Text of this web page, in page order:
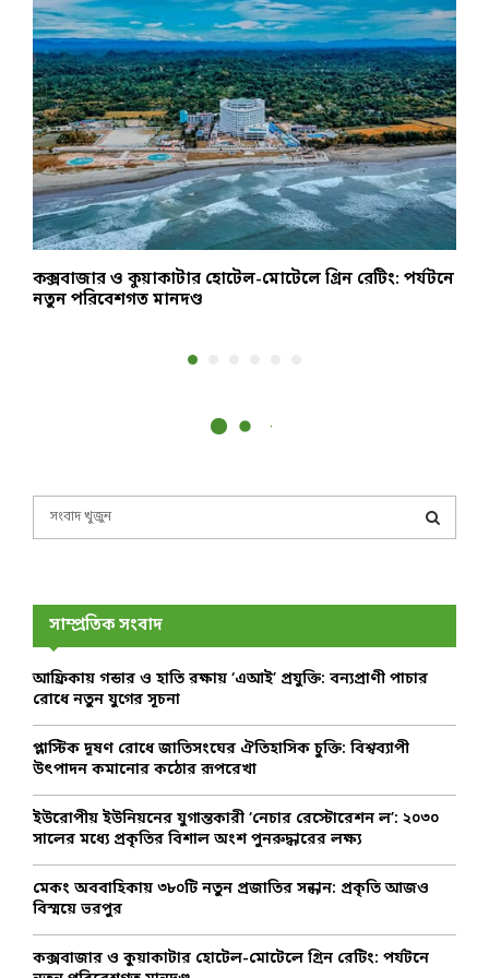
কক্সবাজার ও কুয়াকাটার হোটেল-মোটেলে গ্রিন রেটিং: পর্যটনে
নতুন পরিবেশগত মানদণ্ড
f
r
E
A
সাম্প্রতিক সংবাদ
আফ্রিকায় গন্ডার ও হাতি রক্ষায় ‘এআই’ প্রযুক্তি: বন্যপ্রাণী পাচার
রোধে নতুন যুগের সূচনা
প্লাস্টিক দূষণ রোধে জাতিসংঘের ঐতিহাসিক চুক্তি: বিশ্বব্যাপী
উৎপাদন কমানোর কঠোর রূপরেখা
ইউরোপীয় ইউনিয়নের যুগান্তকারী ‘নেচার রেস্টোরেশন ল’: ২০৩০
সালের মধ্যে প্রকৃতির বিশাল অংশ পুনরুদ্ধারের লক্ষ্য
মেকং অববাহিকায় ৩৮০টি নতুন প্রজাতির সন্ধান: প্রকৃতি আজও
বিস্ময়ে ভরপুর
কক্সবাজার ও কুয়াকাটার হোটেল-মোটেলে গ্রিন রেটিং: পর্যটনে